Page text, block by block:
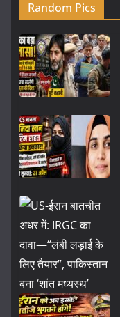
Random Pics